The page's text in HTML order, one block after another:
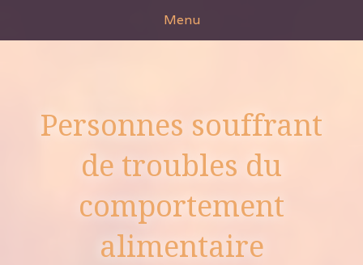
Menu
Personnes souffrant
de troubles du
comportement
alimentaire